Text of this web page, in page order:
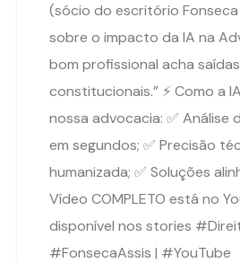
(sócio do escritório
sobre o impacto da IA na
bom profissional acha
constitucionais.” ⚡ Como a
nossa advocacia: ✅ Análise
em segundos; ✅ Precisão
humanizada; ✅ Soluções
Vídeo COMPLETO está no
disponível nos stories
#FonsecaAssis | #YouTube